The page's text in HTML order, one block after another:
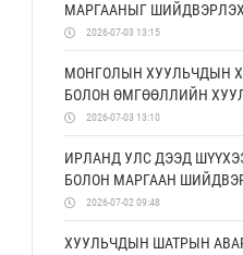
МАРГААНЫГ
СУРГАЛТ БОЛЛОО
2026-07-03 13:15
МОНГОЛЫН ХУУЛЬЧДЫН
БОЛОН ӨМГӨӨЛЛИЙН
ДЭМЖИХ ХОРООНЫ
ЯПОН УЛСАД АЛБАН
2026-07-03 13:10
ИРЛАНД УЛС ДЭЭД
БОЛОН МАРГААН
ХЭРЭГЖҮҮЛЖ ЭХЭЛЛЭЭ
2026-07-02 09:48
ХУУЛЬЧДЫН ШАТРЫН